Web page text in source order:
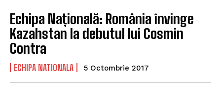
Echipa Națională: România învinge
Kazahstan la debutul lui Cosmin
Contra
ECHIPA NATIONALA 5 Octombrie 2017